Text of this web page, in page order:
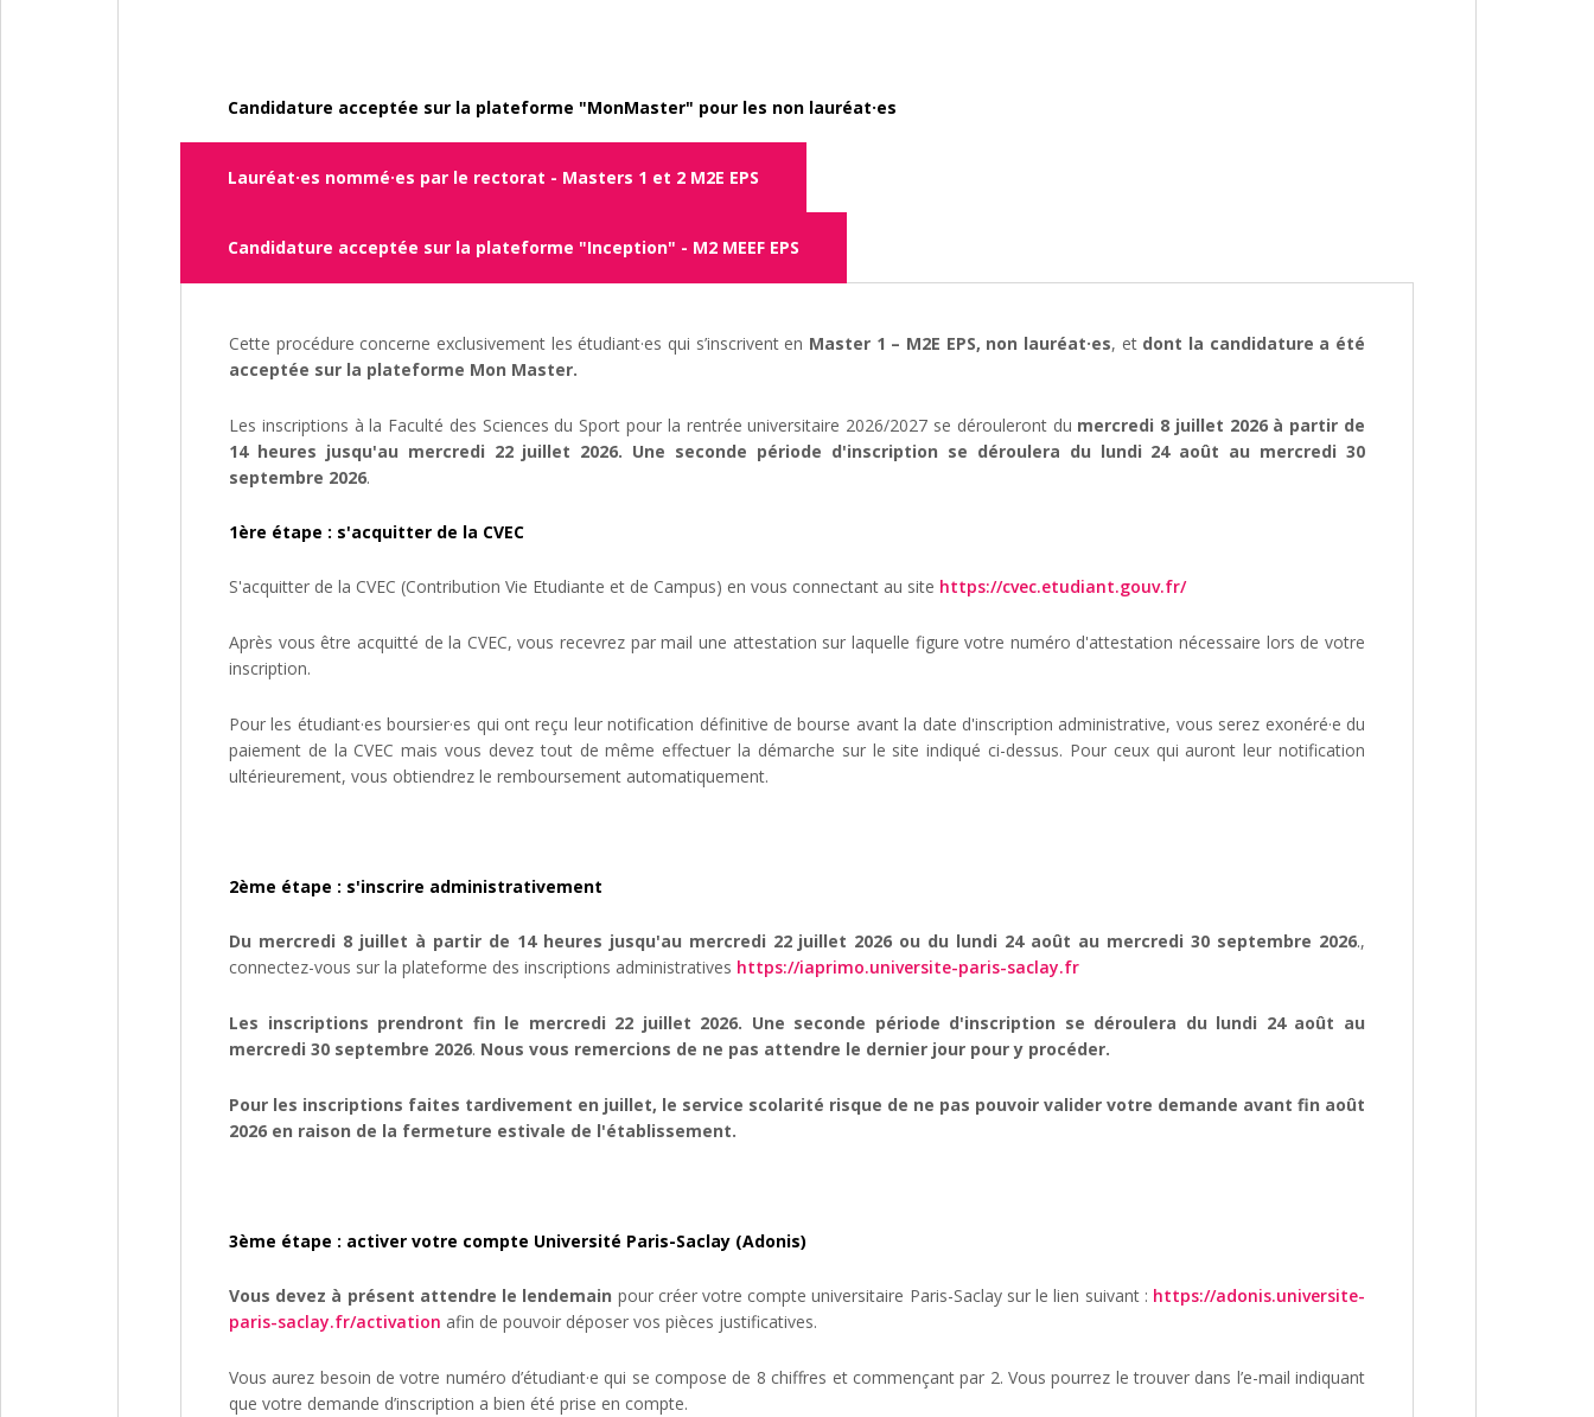
Candidature acceptée sur la plateforme "MonMaster" pour les non lauréat·es
Lauréat·es nommé·es par le rectorat - Masters 1 et 2 M2E EPS
Candidature acceptée sur la plateforme "Inception" - M2 MEEF EPS
Cette procédure concerne exclusivement les étudiant·es qui s’inscrivent en Master 1 – M2E EPS, non lauréat·es, et dont la candidature a été
acceptée sur la plateforme Mon Master.
Les inscriptions à la Faculté des Sciences du Sport pour la rentrée universitaire 2026/2027 se dérouleront du mercredi 8 juillet 2026 à partir de
14 heures jusqu'au mercredi 22 juillet 2026. Une seconde période d'inscription se déroulera du lundi 24 août au mercredi 30
septembre 2026.
1ère étape : s'acquitter de la CVEC
S'acquitter de la CVEC (Contribution Vie Etudiante et de Campus) en vous connectant au site https://cvec.etudiant.gouv.fr/
Après vous être acquitté de la CVEC, vous recevrez par mail une attestation sur laquelle figure votre numéro d'attestation nécessaire lors de votre
inscription.
Pour les étudiant·es boursier·es qui ont reçu leur notification définitive de bourse avant la date d'inscription administrative, vous serez exonéré·e du
paiement de la CVEC mais vous devez tout de même effectuer la démarche sur le site indiqué ci-dessus. Pour ceux qui auront leur notification
ultérieurement, vous obtiendrez le remboursement automatiquement.
2ème étape : s'inscrire administrativement
Du mercredi 8 juillet à partir de 14 heures jusqu'au mercredi 22 juillet 2026 ou du lundi 24 août au mercredi 30 septembre 2026.,
connectez-vous sur la plateforme des inscriptions administratives https://iaprimo.universite-paris-saclay.fr
Les inscriptions prendront fin le mercredi 22 juillet 2026. Une seconde période d'inscription se déroulera du lundi 24 août au
mercredi 30 septembre 2026. Nous vous remercions de ne pas attendre le dernier jour pour y procéder.
Pour les inscriptions faites tardivement en juillet, le service scolarité risque de ne pas pouvoir valider votre demande avant fin août
2026 en raison de la fermeture estivale de l'établissement.
3ème étape : activer votre compte Université Paris-Saclay (Adonis)
Vous devez à présent attendre le lendemain pour créer votre compte universitaire Paris-Saclay sur le lien suivant : https://adonis.universite-
paris-saclay.fr/activation afin de pouvoir déposer vos pièces justificatives.
Vous aurez besoin de votre numéro d’étudiant·e qui se compose de 8 chiffres et commençant par 2. Vous pourrez le trouver dans l’e-mail indiquant
que votre demande d’inscription a bien été prise en compte.